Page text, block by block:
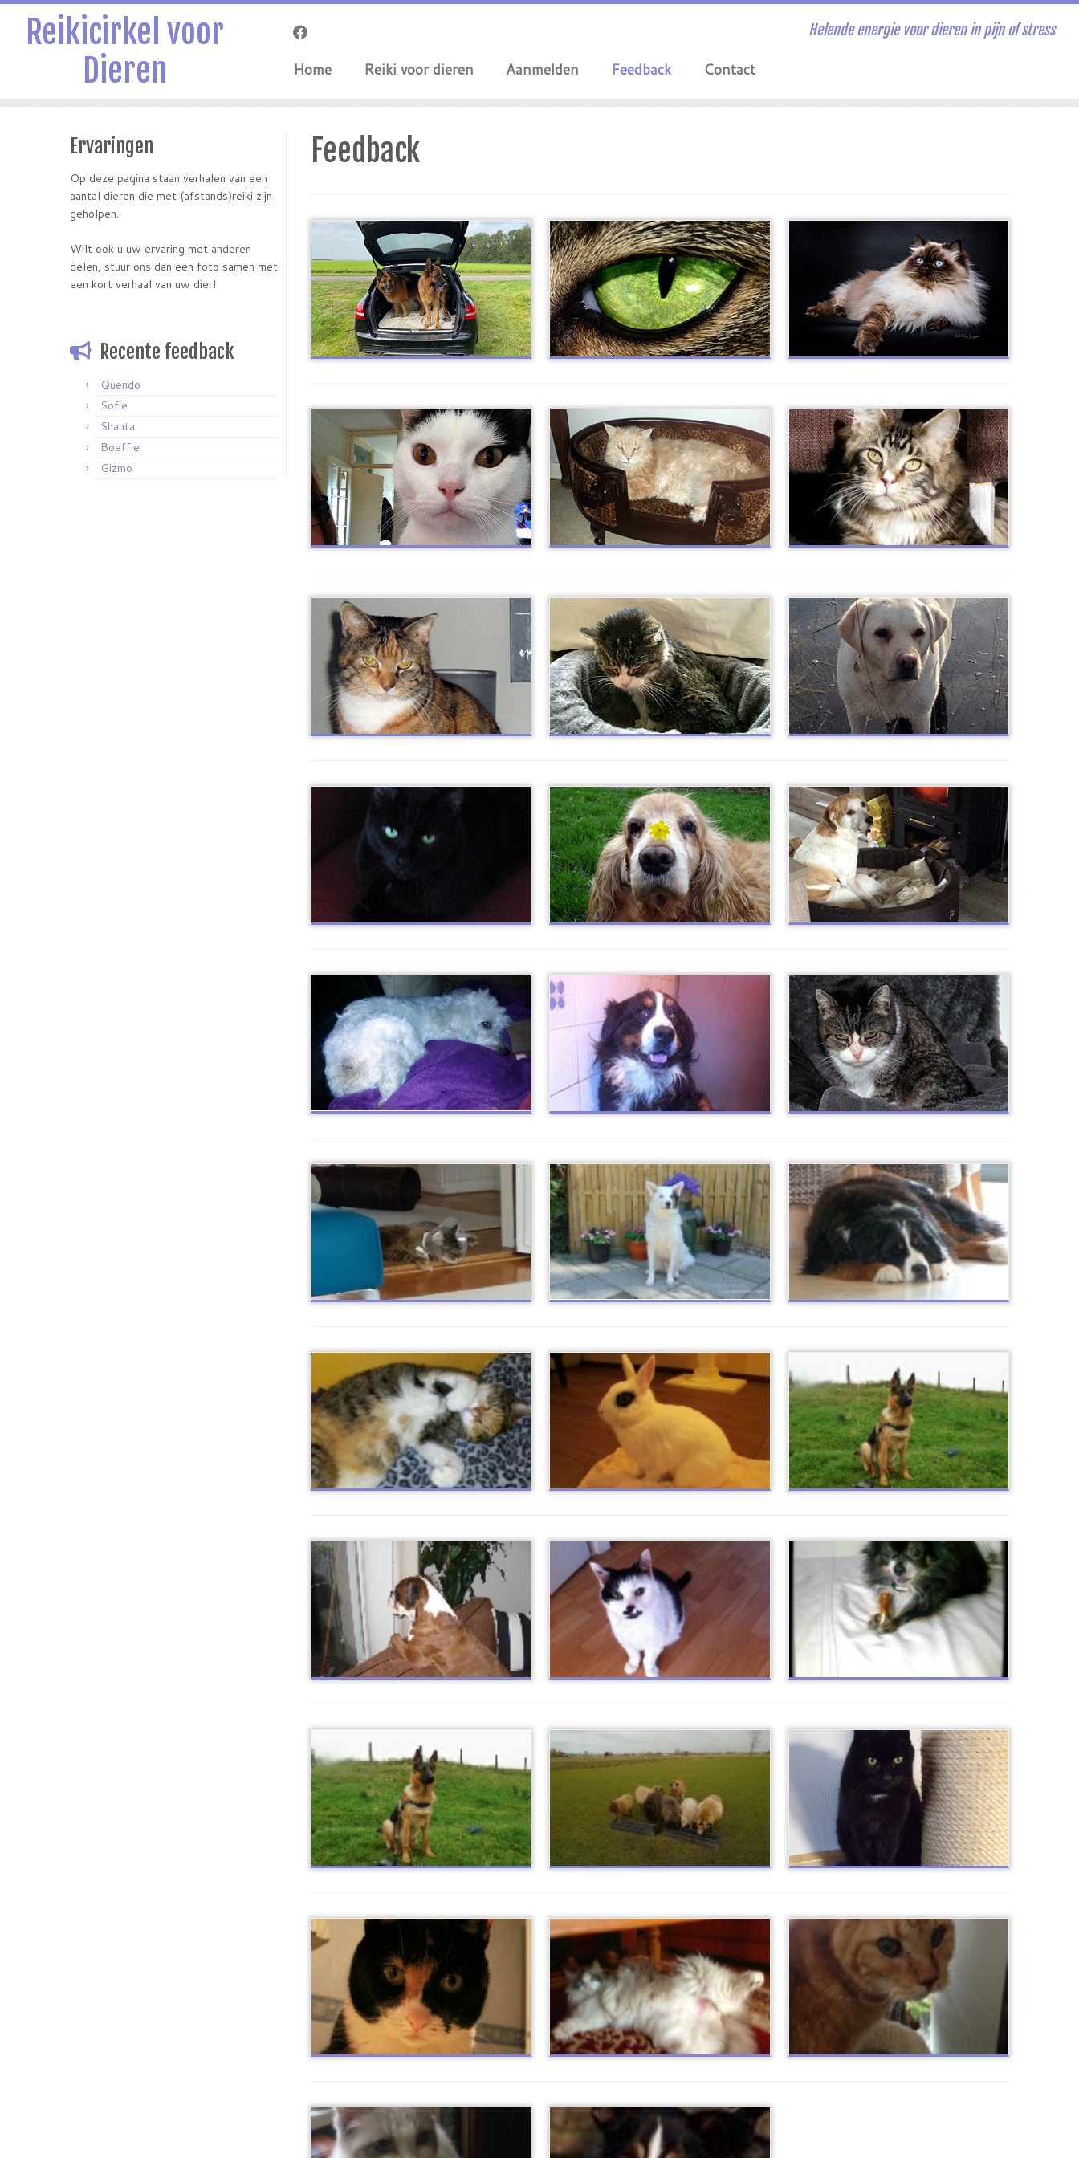
Reikicirkel voor
Dieren
Helende energie voor dieren in pijn of stress
Home Reiki voor dieren Aanmelden Feedback Contact
Ervaringen
Op deze pagina staan verhalen van een
aantal dieren die met (afstands)reiki zijn
geholpen.
Wilt ook u uw ervaring met anderen
delen, stuur ons dan een foto samen met
een kort verhaal van uw dier!
Recente feedback
Quendo
Sofie
Shanta
Boeffie
Gizmo
Feedback